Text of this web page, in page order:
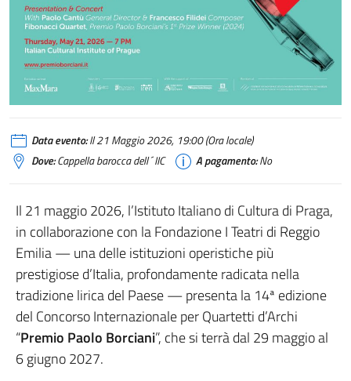
Data evento:Il 21 Maggio 2026, 19:00 (Ora locale)
Dove:Cappella barocca dell´IIC A pagamento:No
Il 21 maggio 2026, l’Istituto Italiano di Cultura di Praga,
in collaborazione con la Fondazione I Teatri di Reggio
Emilia — una delle istituzioni operistiche più
prestigiose d’Italia, profondamente radicata nella
tradizione lirica del Paese — presenta la 14ª edizione
del Concorso Internazionale per Quartetti d’Archi
“Premio Paolo Borciani”, che si terrà dal 29 maggio al
6 giugno 2027.